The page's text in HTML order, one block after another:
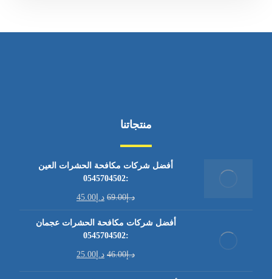
منتجاتنا
أفضل شركات مكافحة الحشرات العين
:0545704502
د.إ69.00 د.إ 45.00
أفضل شركات مكافحة الحشرات عجمان
:0545704502
د.إ46.00 د.إ 25.00